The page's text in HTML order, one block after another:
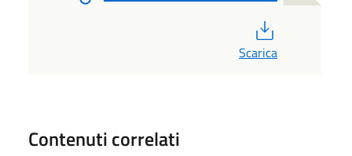
Scarica
Contenuti correlati